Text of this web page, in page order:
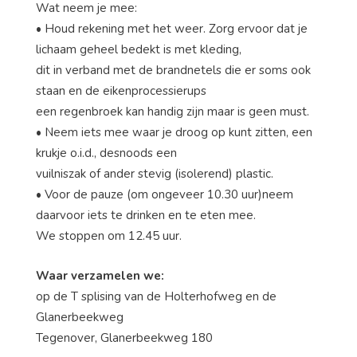
Wat neem je mee:
• Houd rekening met het weer. Zorg ervoor dat je
lichaam geheel bedekt is met kleding,
dit in verband met de brandnetels die er soms ook
staan en de eikenprocessierups
een regenbroek kan handig zijn maar is geen must.
• Neem iets mee waar je droog op kunt zitten, een
krukje o.i.d., desnoods een
vuilniszak of ander stevig (isolerend) plastic.
• Voor de pauze (om ongeveer 10.30 uur)neem
daarvoor iets te drinken en te eten mee.
We stoppen om 12.45 uur.
Waar verzamelen we:
op de T splising van de Holterhofweg en de
Glanerbeekweg
Tegenover, Glanerbeekweg 180